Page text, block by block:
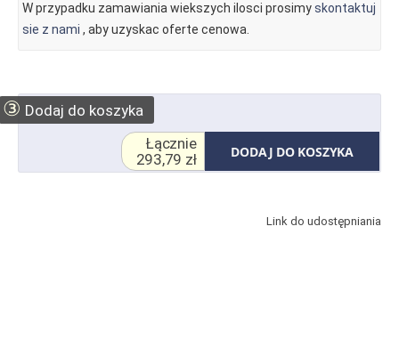
W przypadku zamawiania wiekszych ilosci prosimyskontaktuj
sie z nami , aby uzyskac oferte cenowa.
③ Dodaj do koszyka
DODAJ DO KOSZYKA
Łącznie
293,79 zł
Link do udostępniania